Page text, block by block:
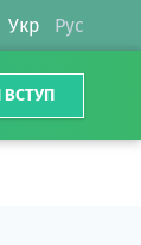
Укр Рус
ВСТУП